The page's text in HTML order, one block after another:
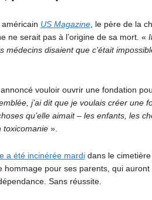
US Magazine, le père de la
ne serait pas à l’origine de sa mort. «
médecins disaient que c’était
vouloir ouvrir une fondation
j’ai dit que je voulais créer une
qu’elle aimait – les enfants, les
toxicomanie».
a été incinérée mardidans le cimetière
hommage pour ses parents, qui
Sans réussite.